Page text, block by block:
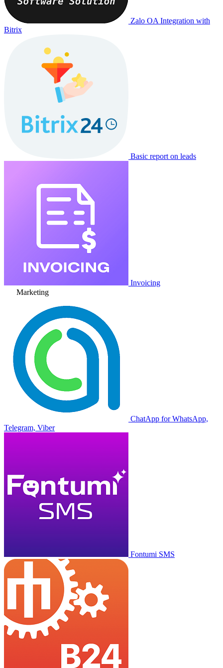
Zalo OA Integration with
Bitrix
Basic report on leads
Invoicing
Marketing
ChatApp for WhatsApp,
Telegram, Viber
Fontumi SMS